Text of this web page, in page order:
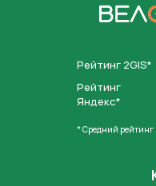
Рейтинг 2GIS*
Рейтинг
Яндекс*
* Средний рейтинг